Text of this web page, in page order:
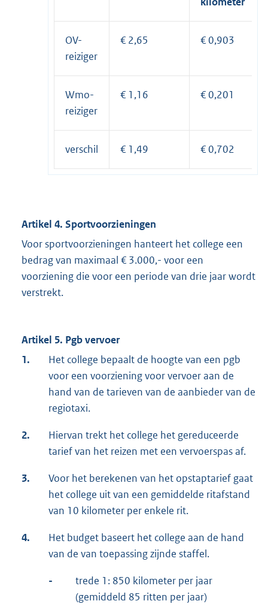
OV-
reiziger
€ 2,65 € 0,903
Wmo-
reiziger
€ 1,16 € 0,201
verschil € 1,49 € 0,702
Artikel 4. Sportvoorzieningen
Voor sportvoorzieningen hanteert het college een
bedrag van maximaal € 3.000,- voor een
voorziening die voor een periode van drie jaar wordt
verstrekt.
Artikel 5. Pgb vervoer
1.
Het college bepaalt de hoogte van een pgb
voor een voorziening voor vervoer aan de
hand van de tarieven van de aanbieder van de
regiotaxi.
2.
Hiervan trekt het college het gereduceerde
tarief van het reizen met een vervoerspas af.
3.
Voor het berekenen van het opstaptarief gaat
het college uit van een gemiddelde ritafstand
van 10 kilometer per enkele rit.
4.
Het budget baseert het college aan de hand
van de van toepassing zijnde staffel.
-
trede 1: 850 kilometer per jaar
(gemiddeld 85 ritten per jaar)